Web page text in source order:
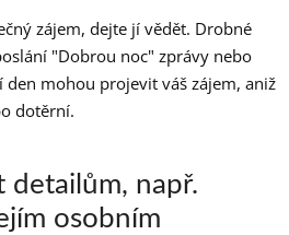
zájem, dejte jí vědět. Drobné
"Dobrou noc" zprávy nebo
mohou projevit váš zájem, aniž
dotěrní.
detailům, např.
osobním